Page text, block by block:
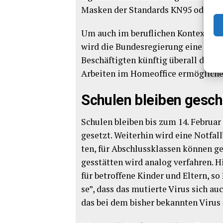
Mas­ken der Stan­dards KN95 oder
Um auch im beruf­li­chen Kon­text
wird die Bun­des­re­gie­rung eine
Beschäf­tig­ten künf­tig über­all dort,
Arbei­ten im Home­of­fice
Schu­len blei­ben
Schu­len blei­ben bis zum 14.
ge­setzt. Wei­ter­hin wird eine
ten, für Abschluss­klas­sen kön­nen
ges­stät­ten wird ana­log ver­fah­ren.
für betrof­fe­ne Kin­der und Eltern,
se”, dass das mutier­te Virus sich
das bei dem bis­her bekann­ten